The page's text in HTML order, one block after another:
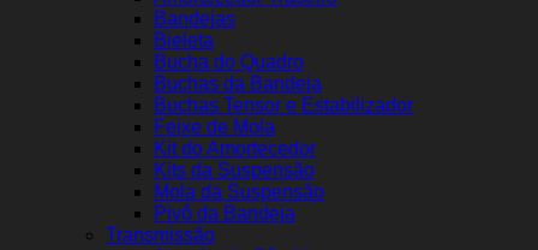
Bandejas
Bieleta
Bucha do Quadro
Buchas da Bandeja
Buchas Tensor e Estabilizador
Feixe de Mola
Kit do Amortecedor
Kits da Suspensão
Mola da Suspensão
Pivô da Bandeja
Transmissão